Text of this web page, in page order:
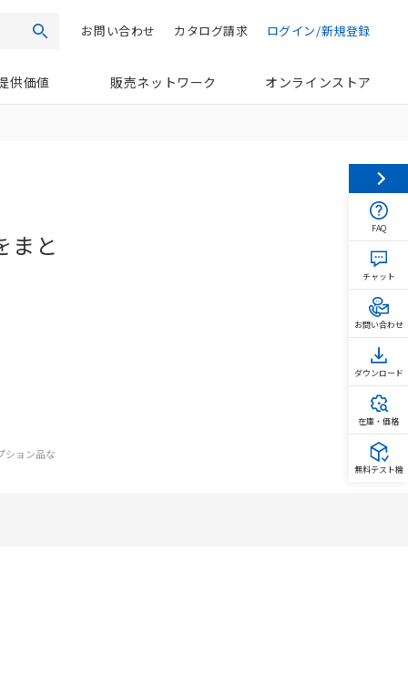
検索 ログイン/新規登録
カタログ請求
お問い合わせ
供価値 販売ネットワーク オンラインストア
まと
ション品な
FAQ
チャット
お問い合わせ
ダウンロード
在庫・価格
無料テスト機